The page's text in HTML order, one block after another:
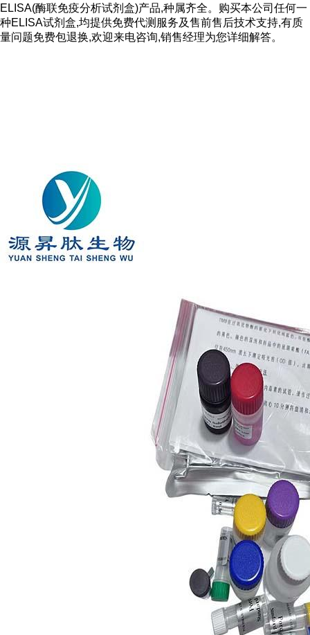
ELISA(酶联免疫分析试剂盒)产品,种属齐全。购买本公司任何一
种ELISA试剂盒,均提供免费代测服务及售前售后技术支持,有质
量问题免费包退换,欢迎来电咨询,销售经理为您详细解答。